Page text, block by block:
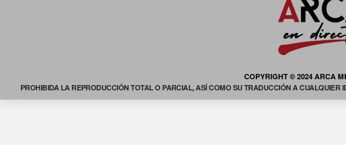
COPYRIGHT © 2024 ARCA
PROHIBIDA LA REPRODUCCIÓN TOTAL O PARCIAL, ASÍ COMO SU TRADUCCIÓN A